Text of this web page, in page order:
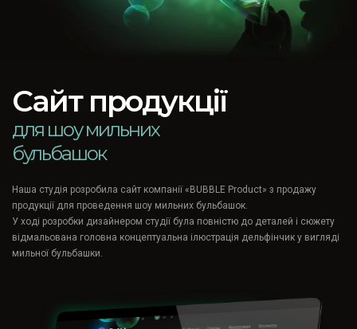
Сайт продукції
для шоу мильних
бульбашок
Наша студія розробила сайт компанії «BUBBLE Product» з продажу
продукції для проведення шоу мильних бульбашок.
У ході розробки дизайнером студії була повністю до деталей і сюжету
відмальована головна концептуальна ілюстрація дельфінчик у вигляді
мильної бульбашки.